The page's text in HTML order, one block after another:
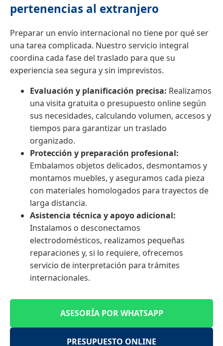
pertenencias al extranjero
Preparar un envío internacional no tiene por qué ser
una tarea complicada. Nuestro servicio integral
coordina cada fase del traslado para que su
experiencia sea segura y sin imprevistos.
Evaluación y planificación precisa: Realizamos
una visita gratuita o presupuesto online según
sus necesidades, calculando volumen, accesos y
tiempos para garantizar un traslado
organizado.
Protección y preparación profesional:
Embalamos objetos delicados, desmontamos y
montamos muebles, y aseguramos cada pieza
con materiales homologados para trayectos de
larga distancia.
Asistencia técnica y apoyo adicional:
Instalamos o desconectamos
electrodomésticos, realizamos pequeñas
reparaciones y, si lo requiere, ofrecemos
servicio de interpretación para trámites
internacionales.
ASESORÍA POR WHATSAPP
PRESUPUESTO ONLINE